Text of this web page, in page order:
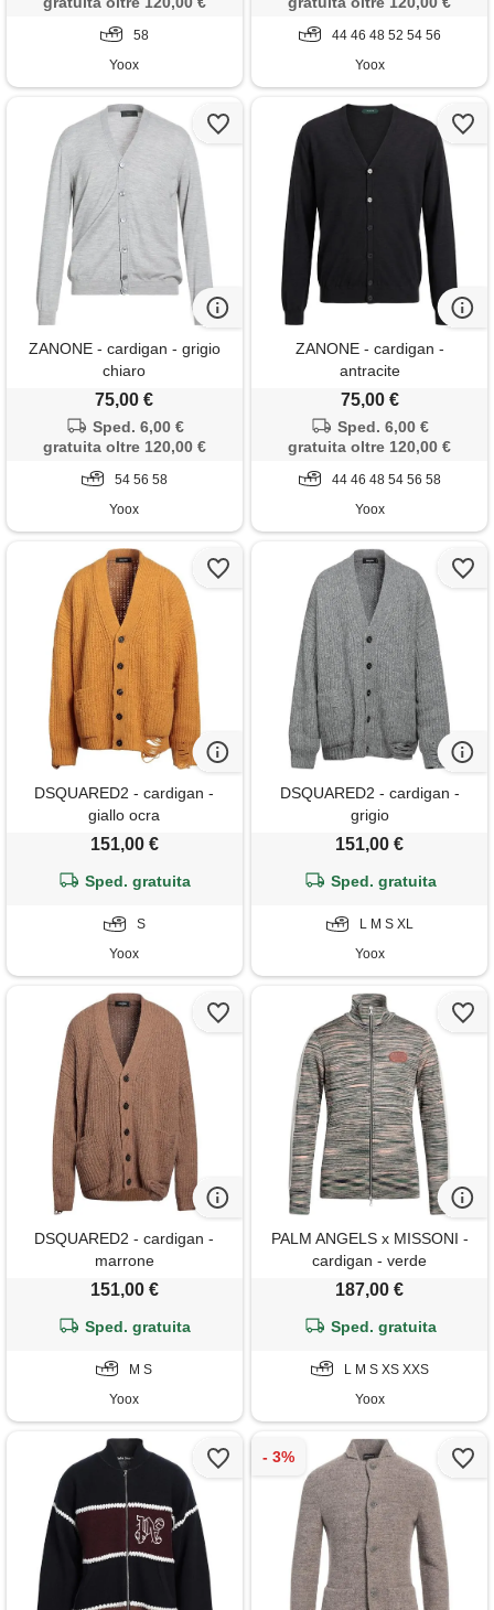
58
Yoox
44 46 48 52 54 56
Yoox
ZANONE - cardigan - grigio
chiaro
75,00 €
Sped. 6,00 €
gratuita oltre 120,00 €
54 56 58
Yoox
ZANONE - cardigan -
antracite
75,00 €
Sped. 6,00 €
gratuita oltre 120,00 €
44 46 48 54 56 58
Yoox
DSQUARED2 - cardigan -
giallo ocra
151,00 €
Sped. gratuita
S
Yoox
DSQUARED2 - cardigan -
grigio
151,00 €
Sped. gratuita
L M S XL
Yoox
DSQUARED2 - cardigan -
marrone
151,00 €
Sped. gratuita
M S
Yoox
PALM ANGELS x MISSONI -
cardigan - verde
187,00 €
Sped. gratuita
L M S XS XXS
Yoox